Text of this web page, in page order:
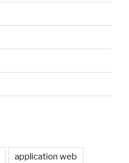
application web